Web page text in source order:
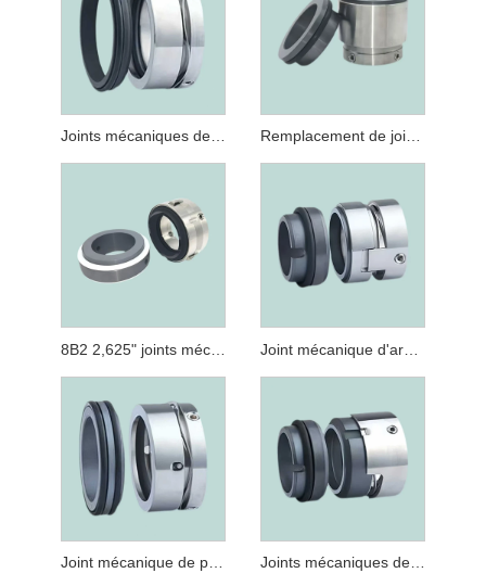
Joints mécaniques de pompe Roten 7k 68 pour l'eau propre Remplacement de joints mécaniques à ressort ondulé HJ92N pour Burgmann HJ92N
8B2 2,625" joints mécaniques de pompe à eau pour la pompe d'Armstrong Joint mécanique d'arbre de type 67 W07DM Aesseal pour pompe à soufflet
Joint mécanique de pompe, joint d'huile, joint d'arbre déséquilibré 68A Burgmann M7ks60, joint Aesseal W01-Tl, joint johnson Tl Joints mécaniques de composant de joint torique H7N, remplacement d'Eagle Burgmann H7N